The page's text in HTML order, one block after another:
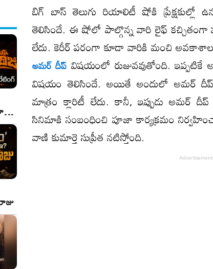
బిగ్ బాస్ తెలుగు రియాలిటీ షోకి ప్రేక్షకుల్లో
తెలిసిందే. ఈ షోలో పాల్గొన్న వారి లైఫ్
లేదు. కెరీర్ పరంగా కూడా వారికి మంచి
అమర్ దీప్ విషయంలో రుజువవుతోంది.
విషయం తెలిసిందే. అయితే అందులో అమర్
మాత్రం క్లారిటీ లేదు. కానీ, ఇప్పుడు అమర్
సినిమాకి సంబంధించి పూజా కార్యక్రమం
వాణి కుమార్తె సుప్రీత నటిస్తోంది.